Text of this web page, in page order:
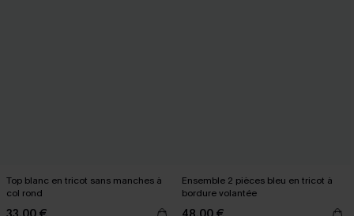
Top blanc en tricot sans manches à
col rond
Ensemble 2 pièces bleu en tricot à
bordure volantée